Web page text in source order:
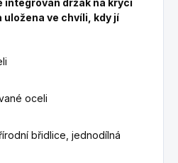
integrován držák na krycí
uložena ve chvíli, kdy jí
oceli
břidlice, jednodílná